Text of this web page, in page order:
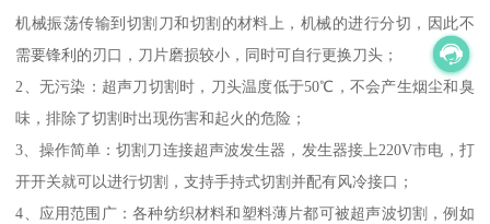
机械振荡传输到切割刀和切割的材料上，机械的进行分切，因此不
需要锋利的刃口，刀片磨损较小，同时可自行更换刀头；
2、无污染：超声刀切割时，刀头温度低于50℃，不会产生烟尘和臭
味，排除了切割时出现伤害和起火的危险；
3、操作简单：切割刀连接超声波发生器，发生器接上220V市电，打
开开关就可以进行切割，支持手持式切割并配有风冷接口；
4、应用范围广：各种纺织材料和塑料薄片都可被超声波切割，例如